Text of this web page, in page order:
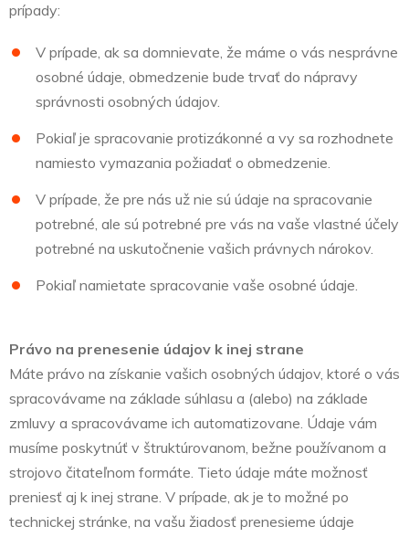
prípady:
V prípade, ak sa domnievate, že máme o vás nesprávne
osobné údaje, obmedzenie bude trvať do nápravy
správnosti osobných údajov.
Pokiaľ je spracovanie protizákonné a vy sa rozhodnete
namiesto vymazania požiadať o obmedzenie.
V prípade, že pre nás už nie sú údaje na spracovanie
potrebné, ale sú potrebné pre vás na vaše vlastné účely
potrebné na uskutočnenie vašich právnych nárokov.
Pokiaľ namietate spracovanie vaše osobné údaje.
Právo na prenesenie údajov k inej strane
Máte právo na získanie vašich osobných údajov, ktoré o vás
spracovávame na základe súhlasu a (alebo) na základe
zmluvy a spracovávame ich automatizovane. Údaje vám
musíme poskytnúť v štruktúrovanom, bežne používanom a
strojovo čitateľnom formáte. Tieto údaje máte možnosť
preniesť aj k inej strane. V prípade, ak je to možné po
technickej stránke, na vašu žiadosť prenesieme údaje